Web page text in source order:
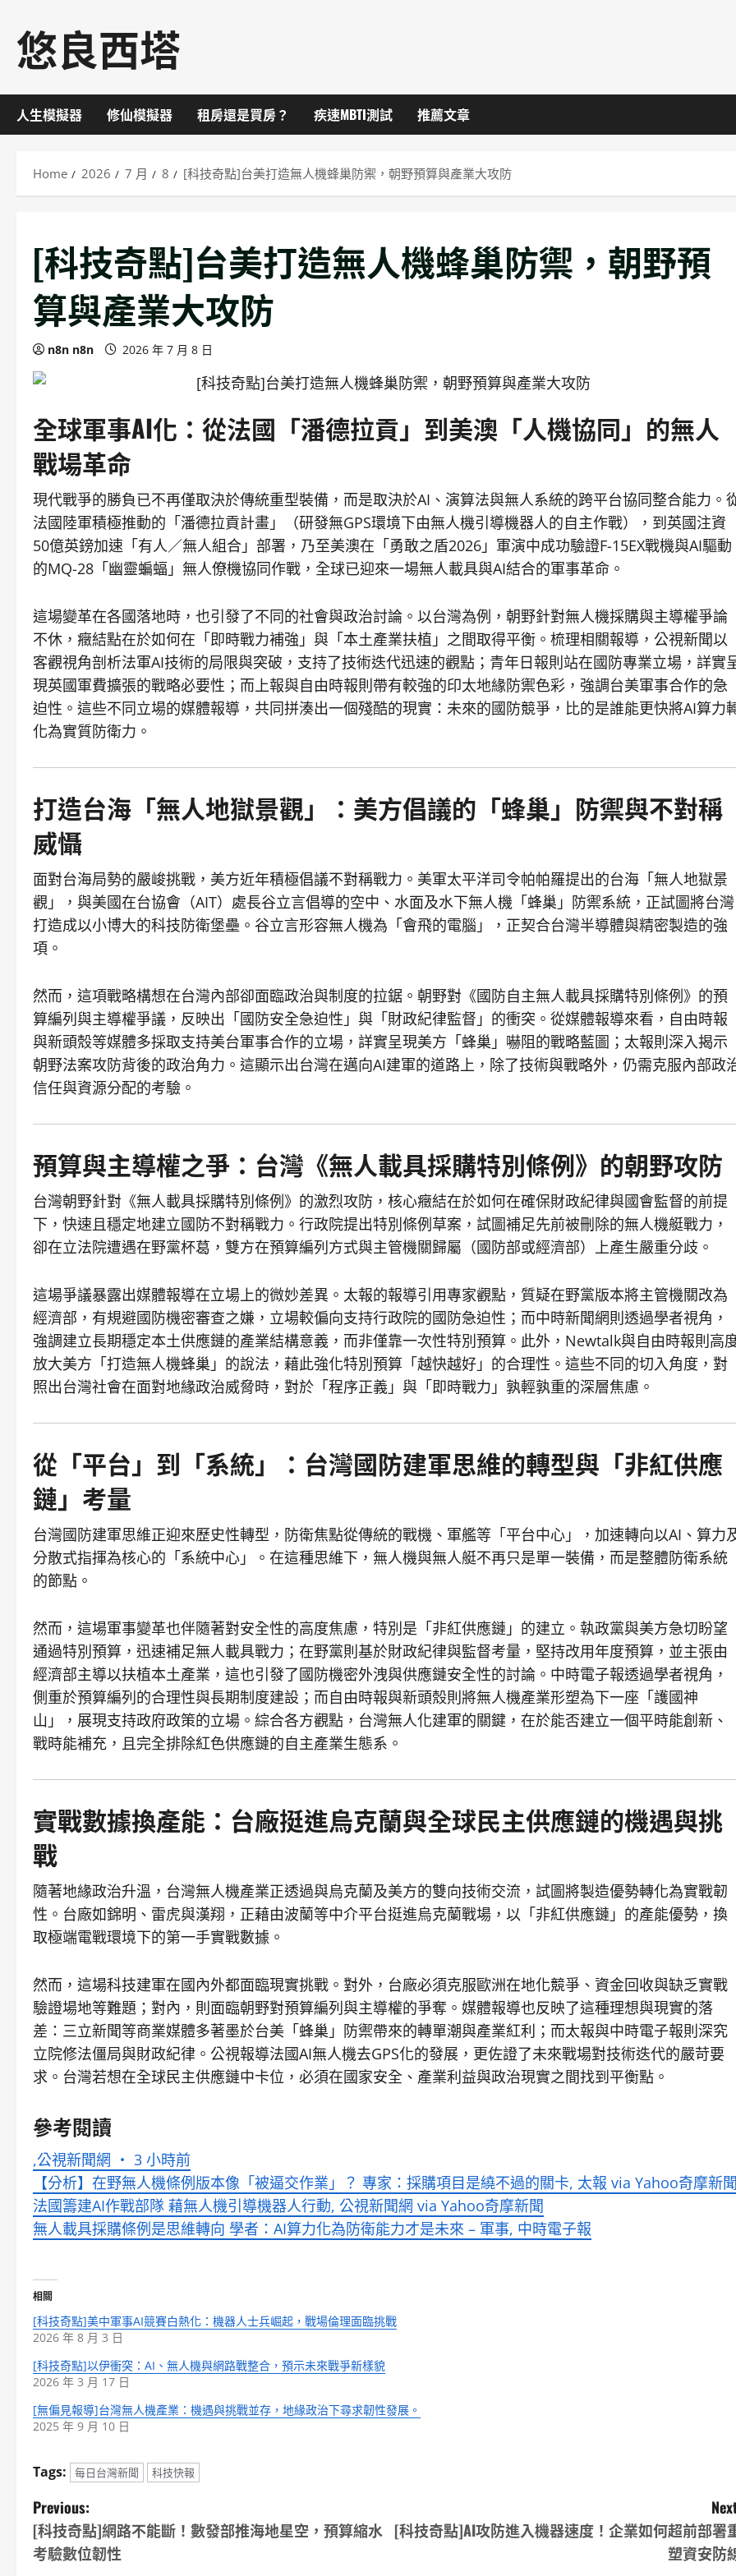
content
悠良西塔
人生模擬器 修仙模擬器 租房還是買房？ 疾速MBTI測試 推薦文章
Home 2026 7 月 8 [科技奇點]台美打造無人機蜂巢防禦，朝野預算與產業大攻防
[科技奇點]台美打造無人機蜂巢防禦，朝野預
算與產業大攻防
n8n n8n 2026 年 7 月 8 日
全球軍事AI化：從法國「潘德拉貢」到美澳「人機協同」的無人
戰場革命
現代戰爭的勝負已不再僅取決於傳統重型裝備，而是取決於AI、演算法與無人系統的跨平台協同整合能力。
法國陸軍積極推動的「潘德拉貢計畫」（研發無GPS環境下由無人機引導機器人的自主作戰），到英國注資
50億英鎊加速「有人／無人組合」部署，乃至美澳在「勇敢之盾2026」軍演中成功驗證F-15EX戰機與AI驅動
的MQ-28「幽靈蝙蝠」無人僚機協同作戰，全球已迎來一場無人載具與AI結合的軍事革命。
這場變革在各國落地時，也引發了不同的社會與政治討論。以台灣為例，朝野針對無人機採購與主導權爭論
不休，癥結點在於如何在「即時戰力補強」與「本土產業扶植」之間取得平衡。梳理相關報導，公視新聞以
客觀視角剖析法軍AI技術的局限與突破，支持了技術迭代迅速的觀點；青年日報則站在國防專業立場，詳實
現英國軍費擴張的戰略必要性；而上報與自由時報則帶有較強的印太地緣防禦色彩，強調台美軍事合作的急
迫性。這些不同立場的媒體報導，共同拼湊出一個殘酷的現實：未來的國防競爭，比的是誰能更快將AI算力
化為實質防衛力。
打造台海「無人地獄景觀」：美方倡議的「蜂巢」防禦與不對稱
威懾
面對台海局勢的嚴峻挑戰，美方近年積極倡議不對稱戰力。美軍太平洋司令帕帕羅提出的台海「無人地獄景
觀」，與美國在台協會（AIT）處長谷立言倡導的空中、水面及水下無人機「蜂巢」防禦系統，正試圖將台灣
打造成以小博大的科技防衛堡壘。谷立言形容無人機為「會飛的電腦」，正契合台灣半導體與精密製造的強
項。
然而，這項戰略構想在台灣內部卻面臨政治與制度的拉鋸。朝野對《國防自主無人載具採購特別條例》的預
算編列與主導權爭議，反映出「國防安全急迫性」與「財政紀律監督」的衝突。從媒體報導來看，自由時報
與新頭殼等媒體多採取支持美台軍事合作的立場，詳實呈現美方「蜂巢」嚇阻的戰略藍圖；太報則深入揭示
朝野法案攻防背後的政治角力。這顯示出台灣在邁向AI建軍的道路上，除了技術與戰略外，仍需克服內部政
信任與資源分配的考驗。
預算與主導權之爭：台灣《無人載具採購特別條例》的朝野攻防
台灣朝野針對《無人載具採購特別條例》的激烈攻防，核心癥結在於如何在確保財政紀律與國會監督的前提
下，快速且穩定地建立國防不對稱戰力。行政院提出特別條例草案，試圖補足先前被刪除的無人機艇戰力，
卻在立法院遭遇在野黨杯葛，雙方在預算編列方式與主管機關歸屬（國防部或經濟部）上產生嚴重分歧。
這場爭議暴露出媒體報導在立場上的微妙差異。太報的報導引用專家觀點，質疑在野黨版本將主管機關改為
經濟部，有規避國防機密審查之嫌，立場較偏向支持行政院的國防急迫性；而中時新聞網則透過學者視角，
強調建立長期穩定本土供應鏈的產業結構意義，而非僅靠一次性特別預算。此外，Newtalk與自由時報則高
放大美方「打造無人機蜂巢」的說法，藉此強化特別預算「越快越好」的合理性。這些不同的切入角度，對
照出台灣社會在面對地緣政治威脅時，對於「程序正義」與「即時戰力」孰輕孰重的深層焦慮。
從「平台」到「系統」：台灣國防建軍思維的轉型與「非紅供應
鏈」考量
台灣國防建軍思維正迎來歷史性轉型，防衛焦點從傳統的戰機、軍艦等「平台中心」，加速轉向以AI、算力
分散式指揮為核心的「系統中心」。在這種思維下，無人機與無人艇不再只是單一裝備，而是整體防衛系統
的節點。
然而，這場軍事變革也伴隨著對安全性的高度焦慮，特別是「非紅供應鏈」的建立。執政黨與美方急切盼望
通過特別預算，迅速補足無人載具戰力；在野黨則基於財政紀律與監督考量，堅持改用年度預算，並主張由
經濟部主導以扶植本土產業，這也引發了國防機密外洩與供應鏈安全性的討論。中時電子報透過學者視角，
側重於預算編列的合理性與長期制度建設；而自由時報與新頭殼則將無人機產業形塑為下一座「護國神
山」，展現支持政府政策的立場。綜合各方觀點，台灣無人化建軍的關鍵，在於能否建立一個平時能創新、
戰時能補充，且完全排除紅色供應鏈的自主產業生態系。
實戰數據換產能：台廠挺進烏克蘭與全球民主供應鏈的機遇與挑
戰
隨著地緣政治升溫，台灣無人機產業正透過與烏克蘭及美方的雙向技術交流，試圖將製造優勢轉化為實戰韌
性。台廠如錦明、雷虎與漢翔，正藉由波蘭等中介平台挺進烏克蘭戰場，以「非紅供應鏈」的產能優勢，換
取極端電戰環境下的第一手實戰數據。
然而，這場科技建軍在國內外都面臨現實挑戰。對外，台廠必須克服歐洲在地化競爭、資金回收與缺乏實戰
驗證場地等難題；對內，則面臨朝野對預算編列與主導權的爭奪。媒體報導也反映了這種理想與現實的落
差：三立新聞等商業媒體多著墨於台美「蜂巢」防禦帶來的轉單潮與產業紅利；而太報與中時電子報則深究
立院修法僵局與財政紀律。公視報導法國AI無人機去GPS化的發展，更佐證了未來戰場對技術迭代的嚴苛要
求。台灣若想在全球民主供應鏈中卡位，必須在國家安全、產業利益與政治現實之間找到平衡點。
參考閱讀
,公視新聞網 ・ 3 小時前
【分析】在野無人機條例版本像「被逼交作業」？ 專家：採購項目是繞不過的關卡, 太報 via Yahoo奇摩新
法國籌建AI作戰部隊 藉無人機引導機器人行動, 公視新聞網 via Yahoo奇摩新聞
無人載具採購條例是思維轉向 學者：AI算力化為防衛能力才是未來 – 軍事, 中時電子報
相關
[科技奇點]美中軍事AI競賽白熱化：機器人士兵崛起，戰場倫理面臨挑戰
2026 年 8 月 3 日
[科技奇點]以伊衝突：AI、無人機與網路戰整合，預示未來戰爭新樣貌
2026 年 3 月 17 日
[無偏見報導]台灣無人機產業：機遇與挑戰並存，地緣政治下尋求韌性發展。
2025 年 9 月 10 日
Tags: 每日台灣新聞 科技快報
P
o
Previous:
[科技奇點]網路不能斷！數發部推海地星空，預算縮水
考驗數位韌性
[科技奇點]AI攻防進入機器速度！企業如何超前部署
塑資安防